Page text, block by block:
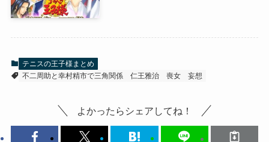
テニスの王子様まとめ
不二周助と幸村精市で三角関係
仁王雅治 喪女 妄想
よかったらシェアしてね！